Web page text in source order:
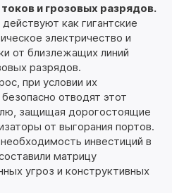
и грозовых разрядов.
как гигантские
электричество и
от близлежащих линий
разрядов.
при условии их
отводят этот
защищая дорогостоящие
от выгорания портов.
инвестиций в
матрицу
угроз и конструктивных